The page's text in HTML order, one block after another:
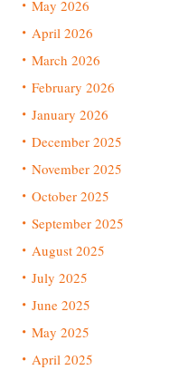
May 2026
April 2026
March 2026
February 2026
January 2026
December 2025
November 2025
October 2025
September 2025
August 2025
July 2025
June 2025
May 2025
April 2025